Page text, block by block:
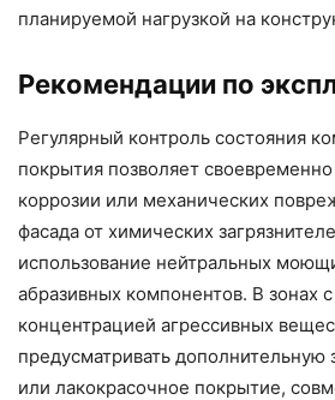
планируемой нагрузкой на
Рекомендации по
Регулярный контроль состояния
покрытия позволяет
коррозии или механических
фасада от химических
использование нейтральных
абразивных компонентов. В зонах
концентрацией агрессивных
предусматривать
или лакокрасочное покрытие,